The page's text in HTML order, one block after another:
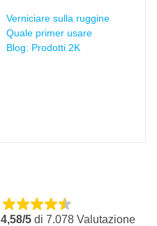
Verniciare sulla ruggine
Quale primer usare
Blog: Prodotti 2K
4,58/5 di 7.078 Valutazione